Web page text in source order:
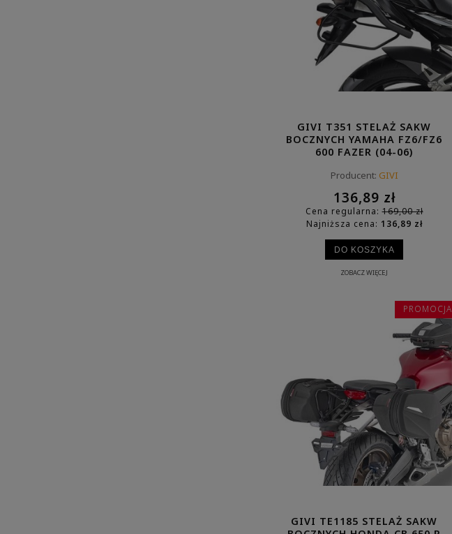
GIVI T351 STELAŻ SAKW
BOCZNYCH YAMAHA FZ6/FZ6
600 FAZER (04-06)
Producent: GIVI
136,89 zł
Cena regularna:169,00 zł
Najniższa cena: 136,89 zł
DO KOSZYKA
ZOBACZ WIĘCEJ
GIVI TE1185 STELAŻ SAKW
PROMOCJA